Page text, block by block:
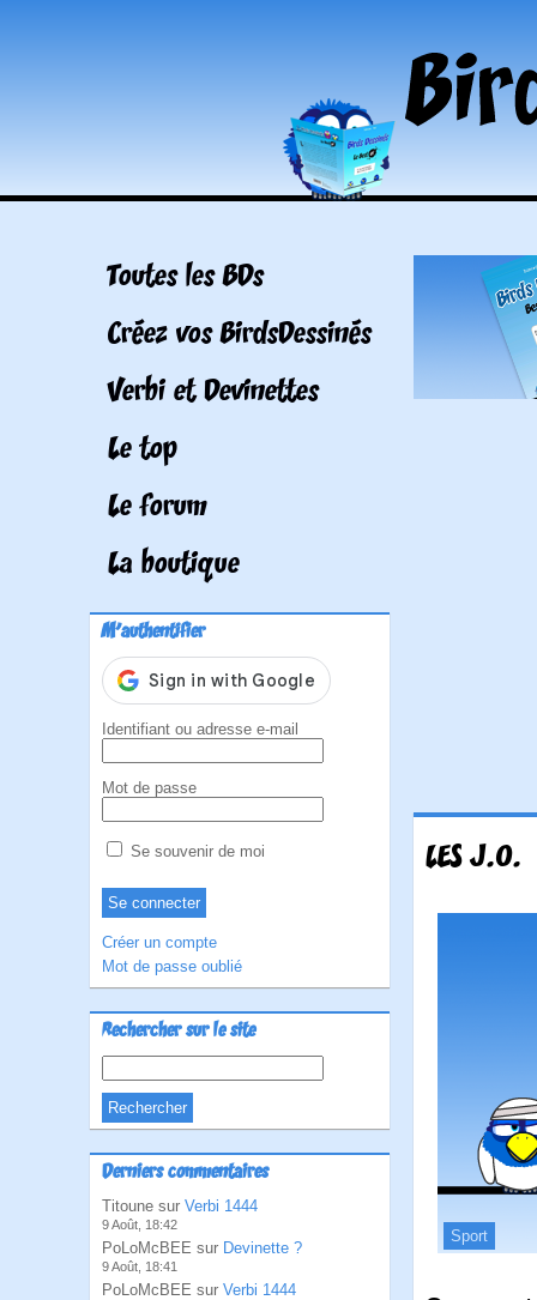
Toutes les BDs
Créez vos BirdsDessinés
Verbi et Devinettes
Le top
Le forum
La boutique
M'authentifier
Identifiant ou adresse e-mail
Mot de passe
Se souvenir de moi
Créer un compte
Mot de passe oublié
Rechercher sur le site
Derniers commentaires
Titoune sur Verbi 1444
9 Août, 18:42
PoLoMcBEE sur Devinette ?
9 Août, 18:41
PoLoMcBEE sur Verbi 1444
LES J.O.
Sport